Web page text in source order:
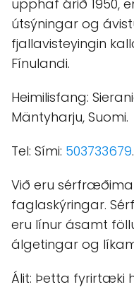
upphaf árið 1950,
útsýningar og
fjallavisteyingin
Fínulandi.
Heimilisfang:
Mäntyharju, Suomi.
Tel: Sími: 503733679.
Við eru
faglaskýringar.
eru línur ásamt
álgetingar og
Álit: Þetta fyrirtæki